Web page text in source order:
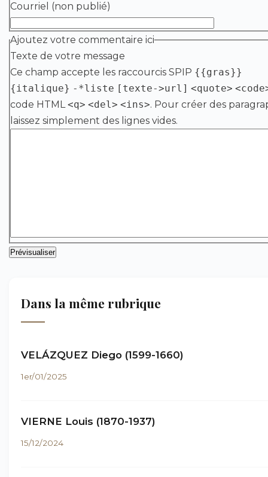
Courriel (non publié)
Ajoutez votre commentaire ici
Texte de votre message
Ce champ accepte les raccourcis SPIP {{gras}}
{italique} -*liste [texte->url] <quote>
code HTML<q> <del> <ins>. Pour créer des
laissez simplement des lignes vides.
Dans la même rubrique
VELÁZQUEZ Diego (1599-1660)
1er/01/2025
VIERNE Louis (1870-1937)
15/12/2024